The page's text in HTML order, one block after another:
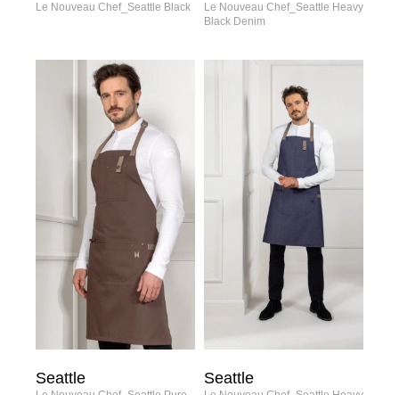
Le Nouveau Chef_Seattle Black
Le Nouveau Chef_Seattle Heavy
Black Denim
Seattle Seattle